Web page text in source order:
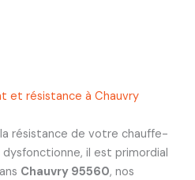
et résistance à Chauvry
résistance de votre chauffe-
dysfonctionne, il est primordial
Chauvry 95560, nos